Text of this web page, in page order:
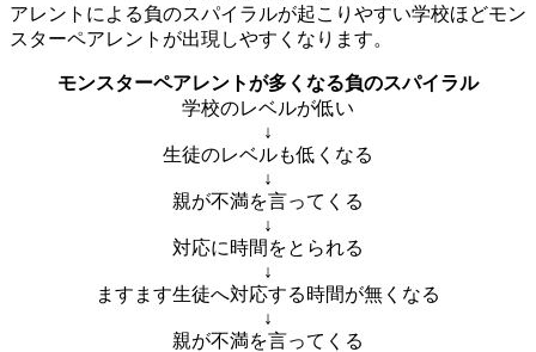
アレントによる負のスパイラルが起こりやすい学校ほどモン
スターペアレントが出現しやすくなります。
モンスターペアレントが多くなる負のスパイラル
学校のレベルが低い
↓
生徒のレベルも低くなる
↓
親が不満を言ってくる
↓
対応に時間をとられる
↓
ますます生徒へ対応する時間が無くなる
↓
親が不満を言ってくる